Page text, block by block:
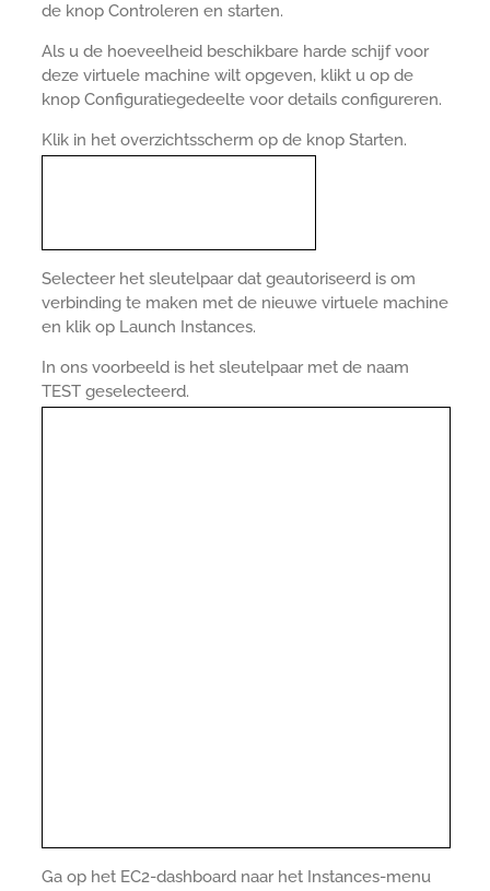
de knop Controleren en starten.
Als u de hoeveelheid beschikbare harde schijf voor
deze virtuele machine wilt opgeven, klikt u op de
knop Configuratiegedeelte voor details configureren.
Klik in het overzichtsscherm op de knop Starten.
Selecteer het sleutelpaar dat geautoriseerd is om
verbinding te maken met de nieuwe virtuele machine
en klik op Launch Instances.
In ons voorbeeld is het sleutelpaar met de naam
TEST geselecteerd.
Ga op het EC2-dashboard naar het Instances-menu